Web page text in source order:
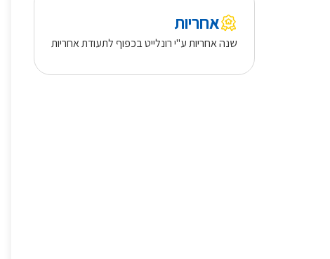
אחריות
שנה אחריות ע"י רונלייט בכפוף לתעודת אחריות